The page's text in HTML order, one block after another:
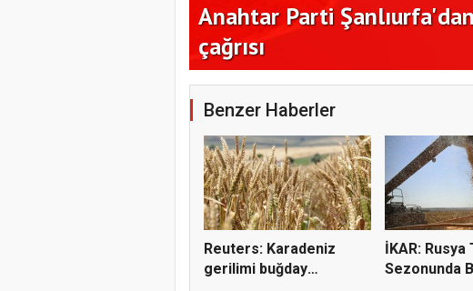
Anahtar Parti Şanlıurfa'dan
çağrısı
Benzer Haberler
Reuters: Karadeniz
gerilimi buğday
İKAR: Rusya
Sezonunda